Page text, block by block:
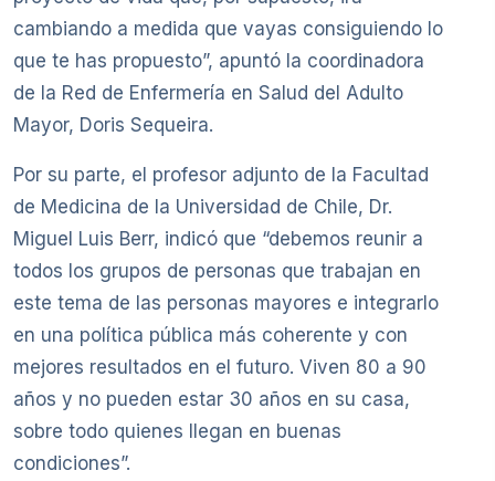
cambiando a medida que vayas consiguiendo lo
que te has propuesto”, apuntó la coordinadora
de la Red de Enfermería en Salud del Adulto
Mayor, Doris Sequeira.
Por su parte, el profesor adjunto de la Facultad
de Medicina de la Universidad de Chile, Dr.
Miguel Luis Berr, indicó que “debemos reunir a
todos los grupos de personas que trabajan en
este tema de las personas mayores e integrarlo
en una política pública más coherente y con
mejores resultados en el futuro. Viven 80 a 90
años y no pueden estar 30 años en su casa,
sobre todo quienes llegan en buenas
condiciones”.